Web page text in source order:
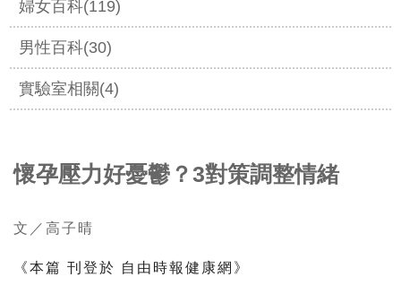
婦女百科(119)
男性百科(30)
實驗室相關(4)
懷孕壓力好憂鬱？3對策調整情緒
文／高子晴
《本篇 刊登於 自由時報健康網》